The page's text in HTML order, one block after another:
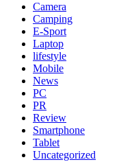
Camera
Camping
E-Sport
Laptop
lifestyle
Mobile
News
PC
PR
Review
Smartphone
Tablet
Uncategorized